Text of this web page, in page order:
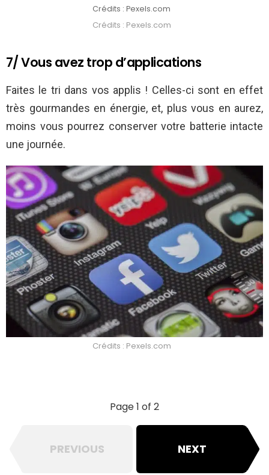
Crédits : Pexels.com
Crédits : Pexels.com
7/ Vous avez trop d’applications
Faites le tri dans vos applis ! Celles-ci sont en effet
très gourmandes en énergie, et, plus vous en aurez,
moins vous pourrez conserver votre batterie intacte
une journée.
Crédits : Pexels.com
Page 1 of 2
PREVIOUS NEXT